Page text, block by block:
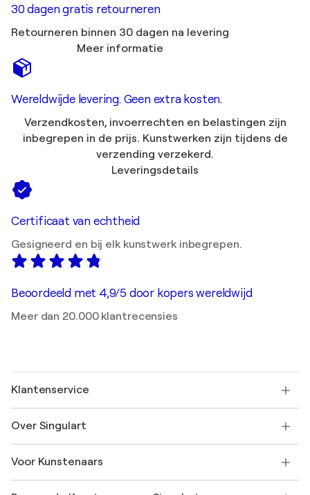
30 dagen gratis retourneren
Retourneren binnen 30 dagen na levering
Meer informatie
Wereldwijde levering. Geen extra kosten.
Verzendkosten, invoerrechten en belastingen zijn
inbegrepen in de prijs. Kunstwerken zijn tijdens de
verzending verzekerd.
Leveringsdetails
Certificaat van echtheid
Gesigneerd en bij elk kunstwerk inbegrepen.
Beoordeeld met 4,9/5 door kopers wereldwijd
Meer dan 20.000 klantrecensies
Klantenservice
Verzenden
SINGULART Cadeaubon
Neem deel aan ons handelsprogramma
Over Singulart
Veelgestelde Vragen
Voor Kunstenaars